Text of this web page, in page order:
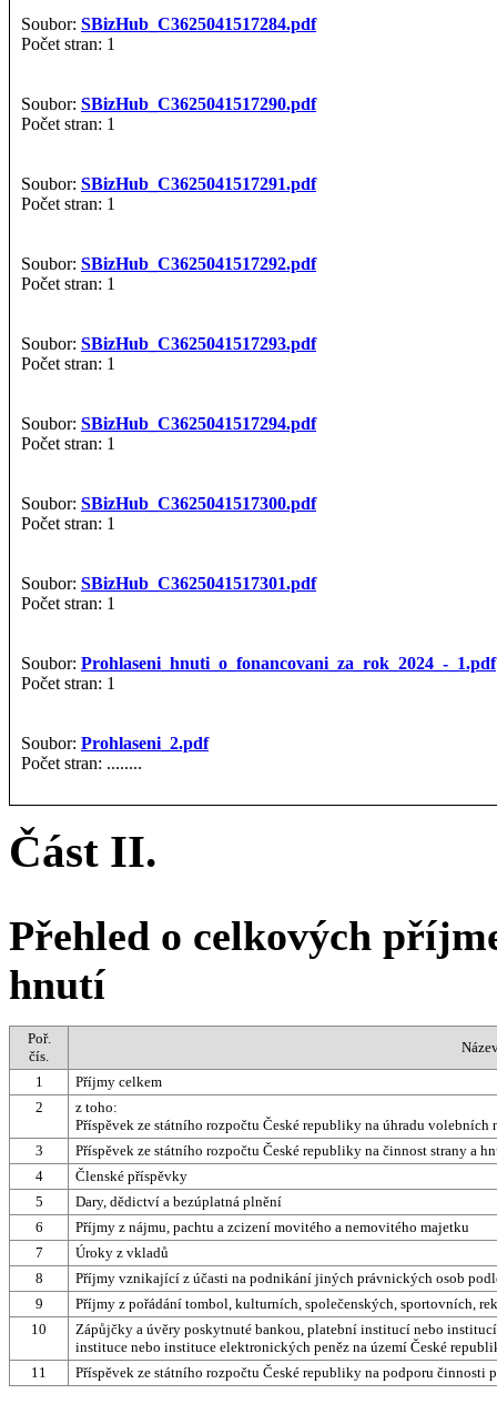
Soubor: SBizHub_C3625041517284.pdf
Počet stran: 1
Soubor: SBizHub_C3625041517290.pdf
Počet stran: 1
Soubor: SBizHub_C3625041517291.pdf
Počet stran: 1
Soubor: SBizHub_C3625041517292.pdf
Počet stran: 1
Soubor: SBizHub_C3625041517293.pdf
Počet stran: 1
Soubor: SBizHub_C3625041517294.pdf
Počet stran: 1
Soubor: SBizHub_C3625041517300.pdf
Počet stran: 1
Soubor: SBizHub_C3625041517301.pdf
Počet stran: 1
Soubor: Prohlaseni_hnuti_o_fonancovani_za_rok_2024_-_1.pdf
Počet stran: 1
Soubor: Prohlaseni_2.pdf
Počet stran: ........
Část II.
Přehled o celkových
hnutí
Poř.
čís.
1
Příjmy celkem
2
z toho:
Příspěvek ze státního rozpočtu České republiky na úhradu volebních
3
Příspěvek ze státního rozpočtu České republiky na činnost strany a
4
Členské příspěvky
5
Dary, dědictví a bezúplatná plnění
6
Příjmy z nájmu, pachtu a zcizení movitého a nemovitého majetku
7
Úroky z vkladů
8
Příjmy vznikající z účasti na podnikání jiných právnických osob
9
Příjmy z pořádání tombol, kulturních, společenských, sportovních,
10
Zápůjčky a úvěry poskytnuté bankou, platební institucí nebo
instituce nebo instituce elektronických peněz na území České
11
Příspěvek ze státního rozpočtu České republiky na podporu